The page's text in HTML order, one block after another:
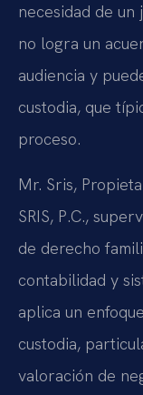
necesidad de un
no logra un
audiencia y
custodia, que
proceso.
Mr. Sris,
SRIS, P.C.,
de derecho
contabilidad y
aplica un
custodia,
valoración de